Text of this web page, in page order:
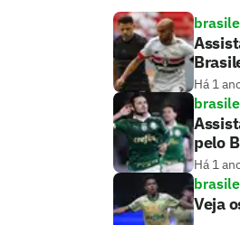
Há 1
pelo
Há 1
Veja